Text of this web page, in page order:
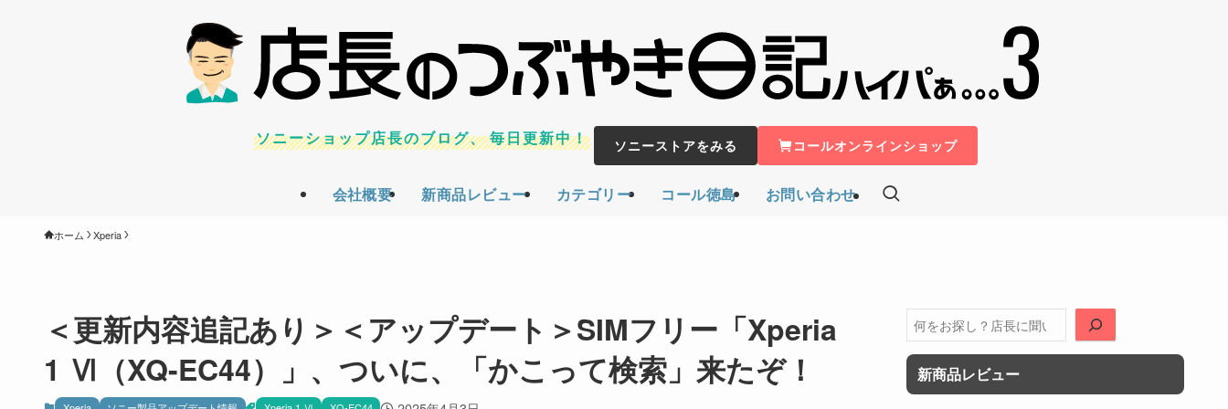
会社概要 新商品レビュー カテゴリー コール徳島 お問い合わせ
ソニーショップ店長のブログ、毎日更新中！ ソニーストアをみる コールオンラインショップ
ホーム Xperia
＜更新内容追記あり＞＜アップデート＞SIMフリー「Xperia
1 Ⅵ（XQ-EC44）」、ついに、「かこって検索」来たぞ！
検
索
新商品レビュー